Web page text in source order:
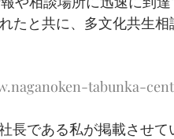
たと共に、多文化共生
tabunka-
長である私が掲載させ